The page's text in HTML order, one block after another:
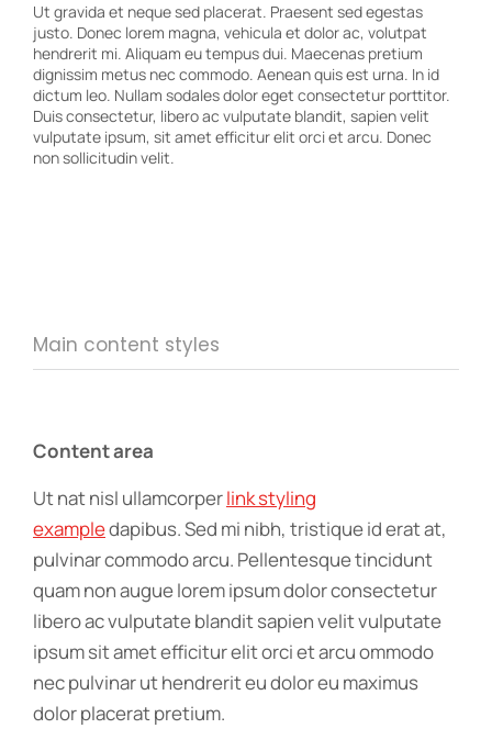
Ut gravida et neque sed placerat. Praesent sed egestas
justo. Donec lorem magna, vehicula et dolor ac, volutpat
hendrerit mi. Aliquam eu tempus dui. Maecenas pretium
dignissim metus nec commodo. Aenean quis est urna. In id
dictum leo. Nullam sodales dolor eget consectetur porttitor.
Duis consectetur, libero ac vulputate blandit, sapien velit
vulputate ipsum, sit amet efficitur elit orci et arcu. Donec
non sollicitudin velit.
Main content styles
Content area
Ut nat nisl ullamcorperlink styling
exampledapibus. Sed mi nibh, tristique id erat at,
pulvinar commodo arcu. Pellentesque tincidunt
quam non augue lorem ipsum dolor consectetur
libero ac vulputate blandit sapien velit vulputate
ipsum sit amet efficitur elit orci et arcu ommodo
nec pulvinar ut hendrerit eu dolor eu maximus
dolor placerat pretium.